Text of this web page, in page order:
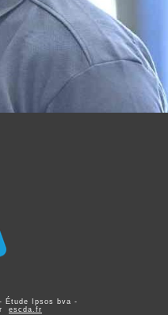
Étude Ipsos bva -
escda.fr